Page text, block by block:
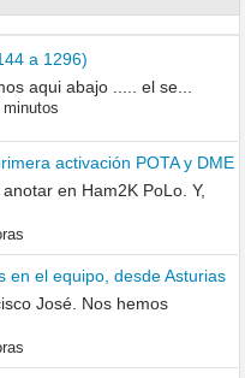
a 1296)
aqui abajo ..... el se...
minutos
activación POTA y DME
en Ham2K PoLo. Y,
en el equipo, desde Asturias
José. Nos hemos